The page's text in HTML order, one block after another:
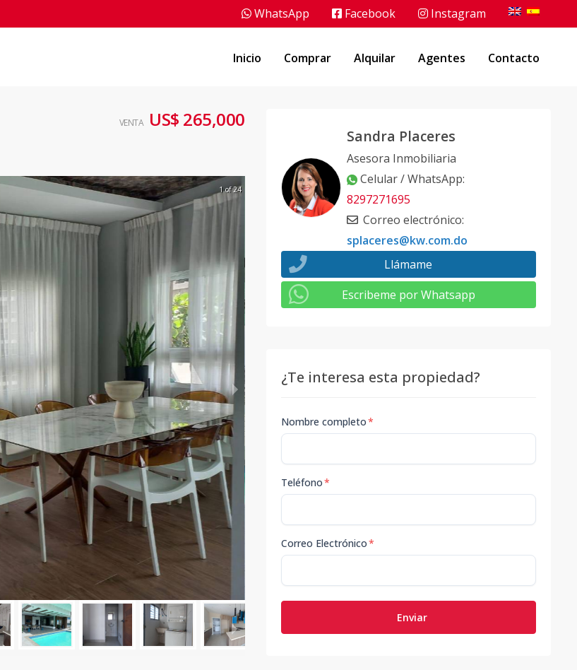
WhatsApp Facebook Instagram
Inicio Comprar Alquilar Agentes Contacto
VENTA US$ 265,000
1 of 24
Sandra Placeres
Asesora Inmobiliaria
Celular / WhatsApp:
8297271695
Correo electrónico:
splaceres@kw.com.do
Llámame
Escribeme por Whatsapp
¿Te interesa esta propiedad?
Nombre completo*
Teléfono*
Correo Electrónico*
Enviar